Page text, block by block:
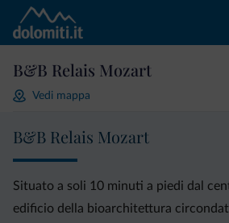
B&B Relais Mozart
Vedi mappa
B&B Relais Mozart
Situato a soli 10 minuti a piedi dal
edificio della bioarchitettura